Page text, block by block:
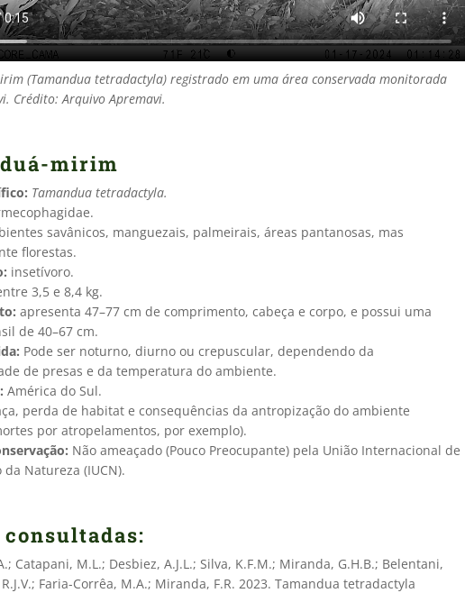
(Tamandua tetradactyla) registrado em uma área conservada monitorada
Crédito: Arquivo Apremavi.
mirim
Tamandua tetradactyla.
savânicos, manguezais, palmeirais, áreas pantanosas, mas
florestas.
insetívoro.
3,5 e 8,4 kg.
apresenta 47–77 cm de comprimento, cabeça e corpo, e possui uma
de 40–67 cm.
Pode ser noturno, diurno ou crepuscular, dependendo da
de presas e da temperatura do ambiente.
América do Sul.
perda de habitat e consequências da antropização do ambiente
por atropelamentos, por exemplo).
Não ameaçado (Pouco Preocupante) pela União Internacional de
da Natureza (IUCN).
consultadas:
Catapani, M.L.; Desbiez, A.J.L.; Silva, K.F.M.; Miranda, G.H.B.; Belentani,
R.J.V.; Faria-Corrêa, M.A.; Miranda, F.R. 2023. Tamandua tetradactyla